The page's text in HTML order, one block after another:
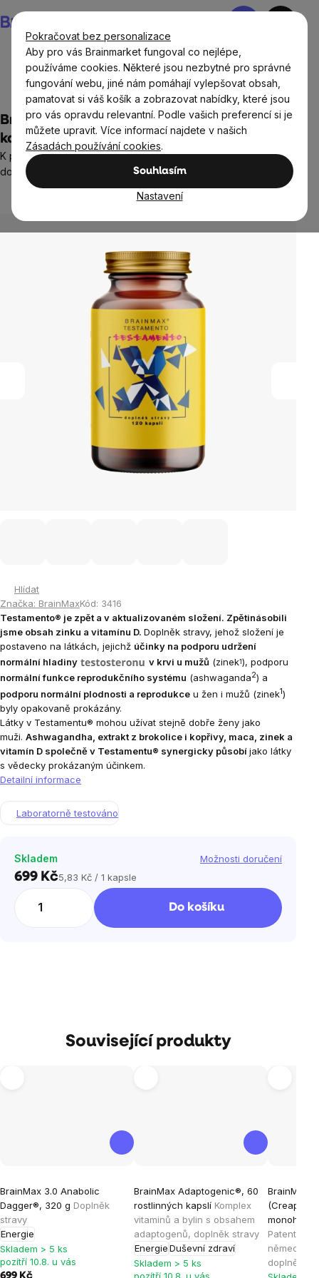
Pokračovat bez personalizace
Aby pro vás Brainmarket fungoval co nejlépe,
používáme cookies. Některé jsou nezbytné pro správné
fungování webu, jiné nám pomáhají vylepšovat obsah,
pamatovat si váš košík a zobrazovat nabídky, které jsou
pro vás opravdu relevantní. Podle vašich preferencí si je
můžete upravit. Více informací najdete v našich
Zásadách používání cookies.
Souhlasím
Nastavení
na
obsah
Nákupní
Cíle Hormonální rovnováha, systém
BrainMax Testamento®, 120 rostlinných
kapslí
K podpoře zdraví reprodukčního systému pro muže i ženy,
doplněk stravy
hodnocení
produktu
63 hodnocení
Hlídat
Značka: BrainMaxKód: 3416
Testamento® je zpět a v aktualizovaném složení. Zpětinásobili
jsme obsah zinku a vitamínu D. Doplněk stravy, jehož složení je
postaveno na látkách, jejichž účinky na podporu udržení
normální hladiny
v krvi u mužů (zinek1), podporu
normální funkce reprodukčního systému (ashwaganda2) a
podporu normální plodnosti a reprodukce u žen i mužů (zinek1)
byly opakovaně prokázány.
Látky v Testamentu® mohou užívat stejně dobře ženy jako
muži. Ashwagandha, extrakt z brokolice i kopřivy, maca, zinek a
vitamín D společně v Testamentu® synergicky působíjako látky
s vědecky prokázaným účinkem.
Detailní informace
Laboratorně testováno
Skladem Možnosti doručení
699 KčMěrná
5,83 Kč / 1 kapsle
Do košíku
Související produkty
BrainMax 3.0 Anabolic
Dagger®, 320 g Doplněk
stravy
Energie
hodnocení
produktu
je
4,7
z
Skladem > 5 ks
pozítří 10.8. u vás
BrainMax Adaptogenic®, 60
rostlinných kapslí Komplex
vitaminů a bylin s obsahem
adaptogenů, doplněk stravy
EnergieDuševní zdraví
hodnocení
produktu
je
4,9
z
Skladem > 5 ks
BrainMax
německé
doplněk
produktu
je
4,9
z